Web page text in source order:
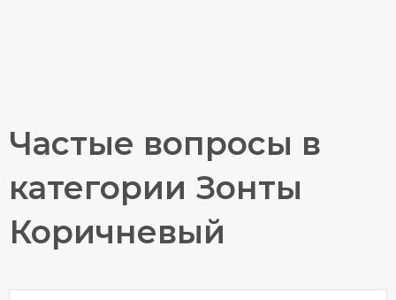
Частые вопросы в
категории Зонты
Коричневый